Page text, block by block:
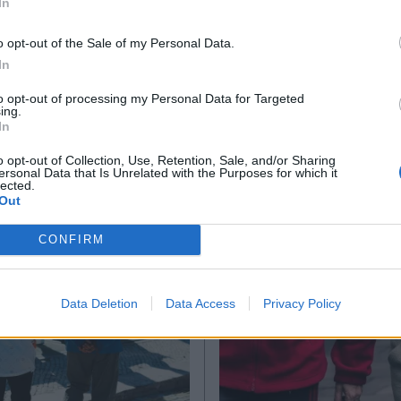
opt-out of the Sale of my Personal Data.
opt-out of processing my Personal Data for Targeted
opt-out of Collection, Use, Retention, Sale, and/or Sharing
Data that Is Unrelated with the Purposes for which it
CONFIRM
Data Deletion Data Access Privacy Policy
NEWSROOM
Ποιοι
σήμερα, Πέμπτη
Η "μαγευτική"
του Κάστορα
νυχτερινό
φωτεινότερο του
Αποδέχομαι τουςόρους χρήσης